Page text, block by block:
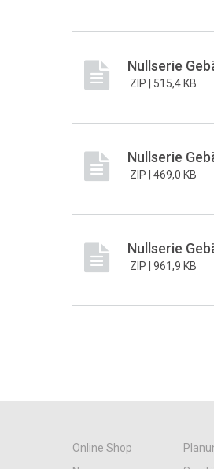
Nullserie
ZIP | 515,4 KB
Nullserie
ZIP | 469,0 KB
Nullserie
ZIP | 961,9 KB
Online Shop